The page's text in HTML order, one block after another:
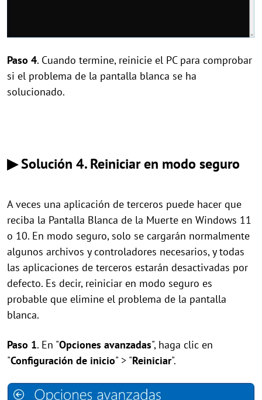
Paso 4. Cuando termine, reinicie el PC para comprobar
si el problema de la pantalla blanca se ha
solucionado.
▶ Solución 4. Reiniciar en modo seguro
A veces una aplicación de terceros puede hacer que
reciba la Pantalla Blanca de la Muerte en Windows 11
o 10. En modo seguro, solo se cargarán normalmente
algunos archivos y controladores necesarios, y todas
las aplicaciones de terceros estarán desactivadas por
defecto. Es decir, reiniciar en modo seguro es
probable que elimine el problema de la pantalla
blanca.
Paso 1. En "Opciones avanzadas", haga clic en
"Configuración de inicio" > "Reiniciar".